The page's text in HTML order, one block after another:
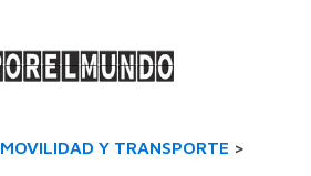
MOVILIDAD Y TRANSPORTE >